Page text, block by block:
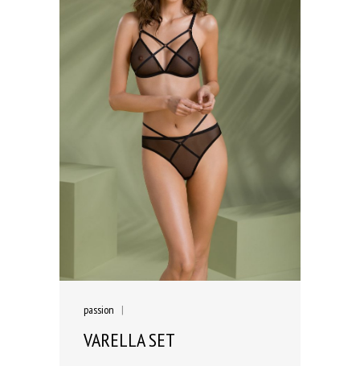
passion |
VARELLA SET